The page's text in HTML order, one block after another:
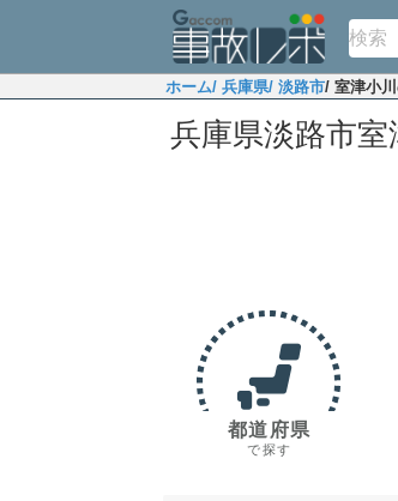
ホーム/ 兵庫県/ 淡路市/ 室津小
兵庫県淡路市
都道府県
で探す